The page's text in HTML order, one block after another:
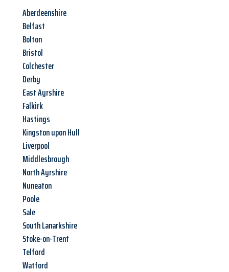
Aberdeenshire
Belfast
Bolton
Bristol
Colchester
Derby
East Ayrshire
Falkirk
Hastings
Kingston upon Hull
Liverpool
Middlesbrough
North Ayrshire
Nuneaton
Poole
Sale
South Lanarkshire
Stoke-on-Trent
Telford
Watford